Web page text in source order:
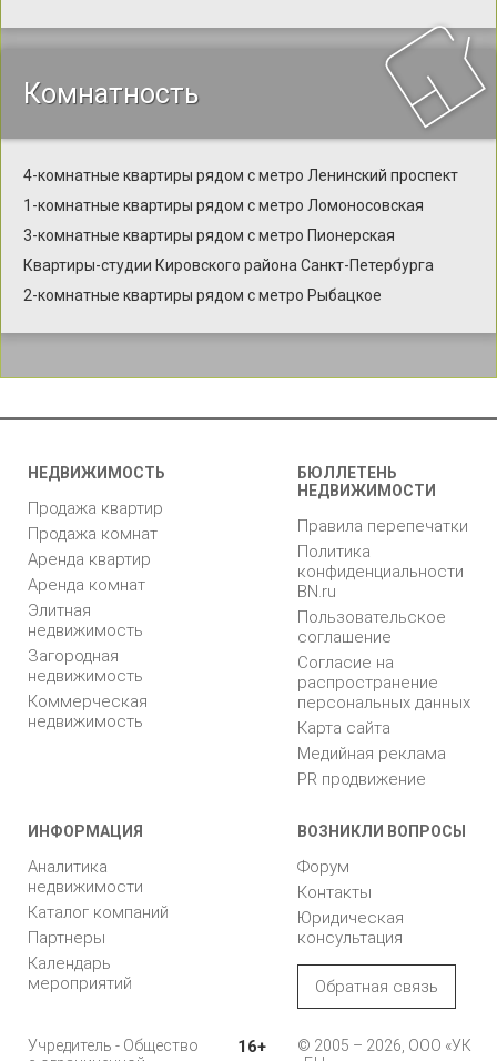
Комнатность
4-комнатные квартиры рядом с метро Ленинский проспект
1-комнатные квартиры рядом с метро Ломоносовская
3-комнатные квартиры рядом с метро Пионерская
Квартиры-студии Кировского района Санкт-Петербурга
2-комнатные квартиры рядом с метро Рыбацкое
НЕДВИЖИМОСТЬ
Продажа квартир
Продажа комнат
Аренда квартир
Аренда комнат
Элитная
недвижимость
Загородная
недвижимость
Коммерческая
недвижимость
БЮЛЛЕТЕНЬ
НЕДВИЖИМОСТИ
Правила перепечатки
Политика
конфиденциальности
BN.ru
Пользовательское
соглашение
Согласие на
распространение
персональных данных
Карта сайта
Медийная реклама
PR продвижение
ИНФОРМАЦИЯ
Аналитика
недвижимости
Каталог компаний
Партнеры
Календарь
мероприятий
ВОЗНИКЛИ ВОПРОСЫ
Форум
Контакты
Юридическая
консультация
Обратная связь
Учредитель - Общество
16+
© 2005 – 2026, ООО «УК